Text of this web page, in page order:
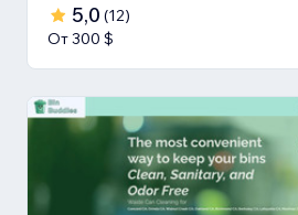
5,0 (12)
От 300 $